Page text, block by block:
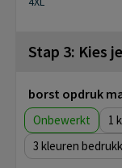
Stap 3: Kies
borst opdruk
Onbewerkt 1
3